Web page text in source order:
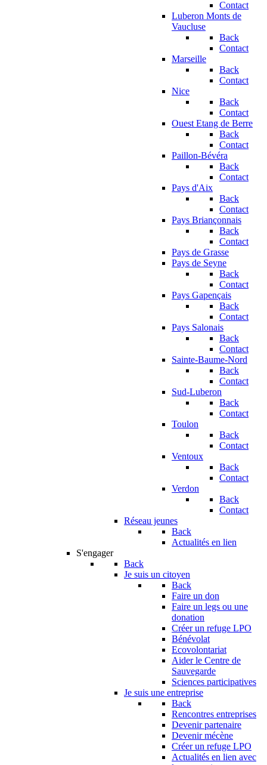
Contact
Luberon Monts de
Vaucluse
Back
Contact
Marseille
Back
Contact
Nice
Back
Contact
Ouest Etang de Berre
Back
Contact
Paillon-Bévéra
Back
Contact
Pays d'Aix
Back
Contact
Pays Briançonnais
Back
Contact
Pays de Grasse
Pays de Seyne
Back
Contact
Pays Gapençais
Back
Contact
Pays Salonais
Back
Contact
Sainte-Baume-Nord
Back
Contact
Sud-Luberon
Back
Contact
Toulon
Back
Contact
Ventoux
Back
Contact
Verdon
Back
Contact
Réseau jeunes
Back
Actualités en lien
S'engager
Back
Je suis un citoyen
Back
Faire un don
Faire un legs ou une
donation
Créer un refuge LPO
Bénévolat
Ecovolontariat
Aider le Centre de
Sauvegarde
Sciences participatives
Je suis une entreprise
Back
Rencontres entreprises
Devenir partenaire
Devenir mécène
Créer un refuge LPO
Actualités en lien avec